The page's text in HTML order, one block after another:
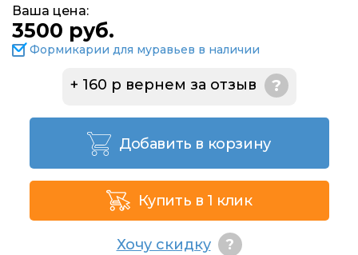
Ваша цена:
3500 руб.
Формикарии для муравьев в наличии
+ 160 р вернем за отзыв ?
Добавить в корзину
Купить в 1 клик
Хочу скидку ?